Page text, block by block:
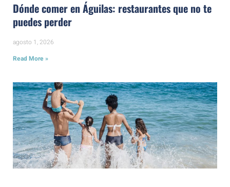
Dónde comer en Águilas: restaurantes que no te
puedes perder
agosto 1, 2026
Read More »